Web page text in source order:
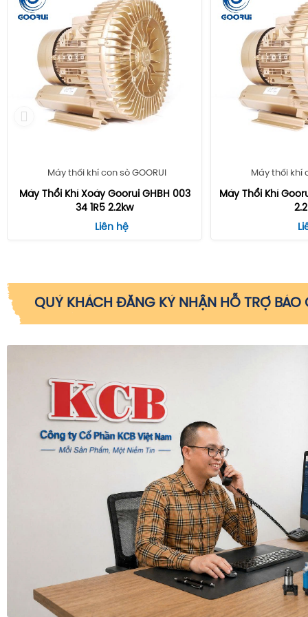
Máy thổi khí con sò GOORUI
Máy Thổi Khí Xoáy Goorui GHBH 003
34 1R5 2.2kw
Liên hệ
Máy thổi khí
Máy Thổi Khí
QUÝ KHÁCH ĐĂNG KÝ NHẬN HỖ TRỢ BÁO